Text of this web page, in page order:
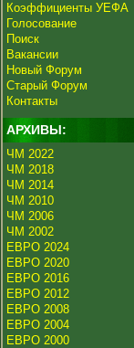
Коэффициенты УЕФА
Голосование
Поиск
Вакансии
Новый Форум
Старый Форум
Контакты
АРХИВЫ:
ЧМ 2022
ЧМ 2018
ЧМ 2014
ЧМ 2010
ЧМ 2006
ЧМ 2002
ЕВРО 2024
ЕВРО 2020
ЕВРО 2016
ЕВРО 2012
ЕВРО 2008
ЕВРО 2004
ЕВРО 2000